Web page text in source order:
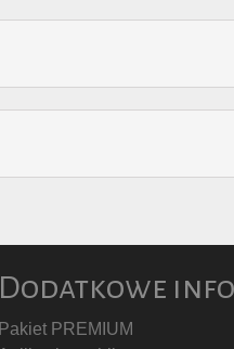
Dodatkowe
Pakiet PREMIUM